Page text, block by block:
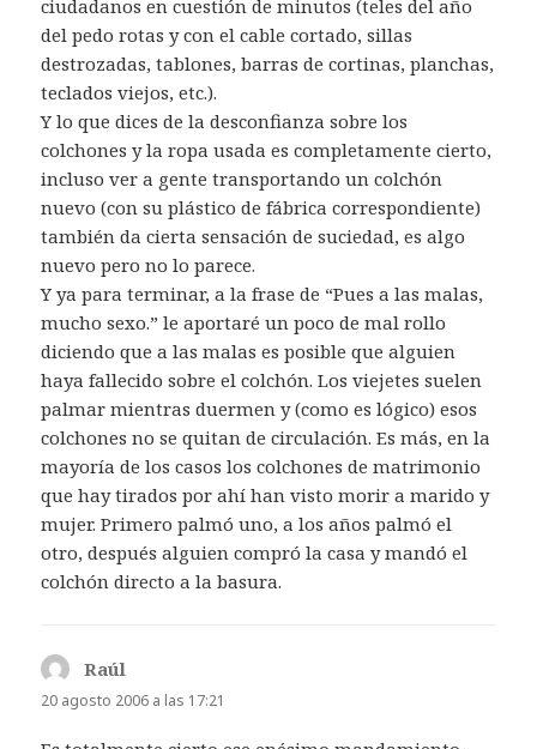
ciudadanos en cuestión de minutos (teles del año
del pedo rotas y con el cable cortado, sillas
destrozadas, tablones, barras de cortinas, planchas,
teclados viejos, etc.).
Y lo que dices de la desconfianza sobre los
colchones y la ropa usada es completamente cierto,
incluso ver a gente transportando un colchón
nuevo (con su plástico de fábrica correspondiente)
también da cierta sensación de suciedad, es algo
nuevo pero no lo parece.
Y ya para terminar, a la frase de “Pues a las malas,
mucho sexo.” le aportaré un poco de mal rollo
diciendo que a las malas es posible que alguien
haya fallecido sobre el colchón. Los viejetes suelen
palmar mientras duermen y (como es lógico) esos
colchones no se quitan de circulación. Es más, en la
mayoría de los casos los colchones de matrimonio
que hay tirados por ahí han visto morir a marido y
mujer. Primero palmó uno, a los años palmó el
otro, después alguien compró la casa y mandó el
colchón directo a la basura.
Raúl
20 agosto 2006 a las 17:21